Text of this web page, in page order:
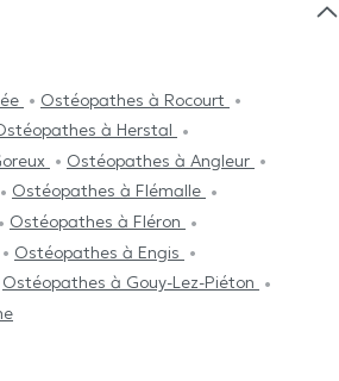
Ostéopathes à Rocourt
à Herstal
Ostéopathes à Angleur
Ostéopathes à Flémalle
Ostéopathes à Fléron
Ostéopathes à Engis
Ostéopathes à Gouy-Lez-Piéton